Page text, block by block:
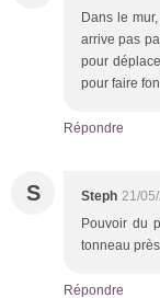
Dans le
arrive pas
pour
pour faire
Répondre
S Steph 21/
Pouvoir du
tonneau
Répondre